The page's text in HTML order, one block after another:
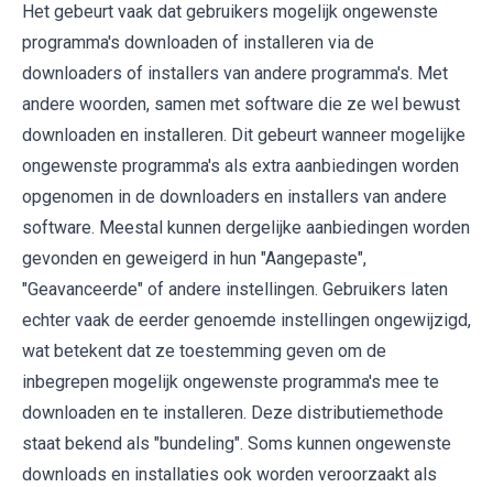
Het gebeurt vaak dat gebruikers mogelijk ongewenste
programma's downloaden of installeren via de
downloaders of installers van andere programma's. Met
andere woorden, samen met software die ze wel bewust
downloaden en installeren. Dit gebeurt wanneer mogelijke
ongewenste programma's als extra aanbiedingen worden
opgenomen in de downloaders en installers van andere
software. Meestal kunnen dergelijke aanbiedingen worden
gevonden en geweigerd in hun "Aangepaste",
"Geavanceerde" of andere instellingen. Gebruikers laten
echter vaak de eerder genoemde instellingen ongewijzigd,
wat betekent dat ze toestemming geven om de
inbegrepen mogelijk ongewenste programma's mee te
downloaden en te installeren. Deze distributiemethode
staat bekend als "bundeling". Soms kunnen ongewenste
downloads en installaties ook worden veroorzaakt als